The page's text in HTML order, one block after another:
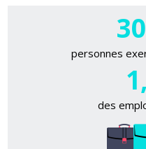
personnes
des